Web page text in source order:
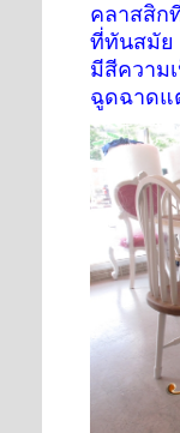
คลาสสิก
ที่ทันสมัย
มีสีความ
ฉูดฉาดแ